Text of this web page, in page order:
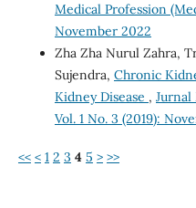
Medical Profession
November 2022
Zha Zha Nurul Zahra,
Sujendra, Chronic
Kidney Disease , Jurnal
Vol. 1 No. 3 (2019):
<< < 1 2 3 4 5 > >>